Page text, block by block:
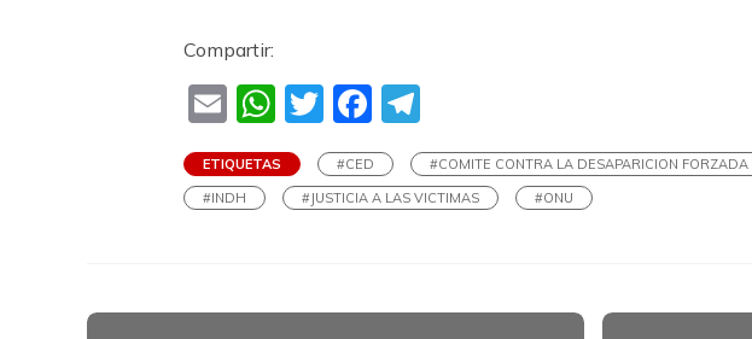
Compartir:
EmailWhatsApp
TwitterFacebook
ETIQUETAS #CED #COMITE CONTRA LA DESAPARICION FORZADA
#INDH
#JUSTICIA A LAS VICTIMAS #ONU